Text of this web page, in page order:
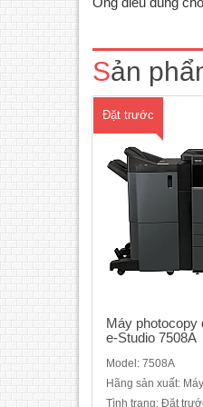
Sản
Đặt trước
năm 2018Loại
năng chuẩn:
DuplexBộ nhớ
320 GBMàn
Máy photocopy
e-Studio 7508A
Model: 7508A
Hãng sản xuất:
Tình trạng: Đặt